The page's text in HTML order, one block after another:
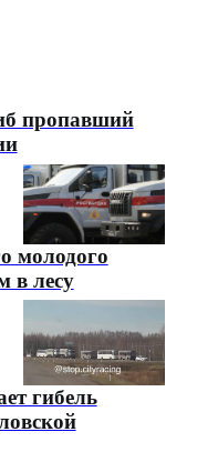
пропавший
молодого
в лесу
гибель